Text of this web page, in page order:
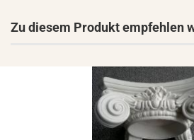
Zu diesem Produkt empfehlen